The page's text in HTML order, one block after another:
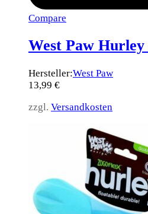
Compare
West Paw
Hersteller:West Paw
13,99 €
zzgl. Versandkosten